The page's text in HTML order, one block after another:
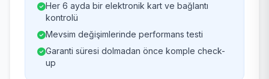
Her 6 ayda bir elektronik kart ve bağlantı
kontrolü
Mevsim değişimlerinde performans testi
Garanti süresi dolmadan önce komple check-
up